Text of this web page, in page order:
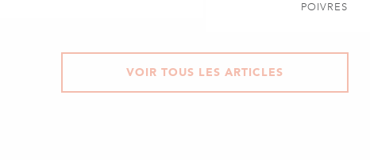
POIVRES
VOIR TOUS LES ARTICLES